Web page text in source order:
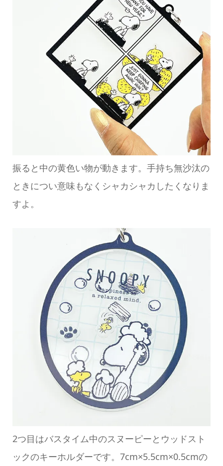
振ると中の黄色い物が動きます。手持ち無沙汰の
ときについ意味もなくシャカシャカしたくなりま
すよ。
2つ目はバスタイム中のスヌーピーとウッドスト
ックのキーホルダーです。7cm×5.5cm×0.5cmの